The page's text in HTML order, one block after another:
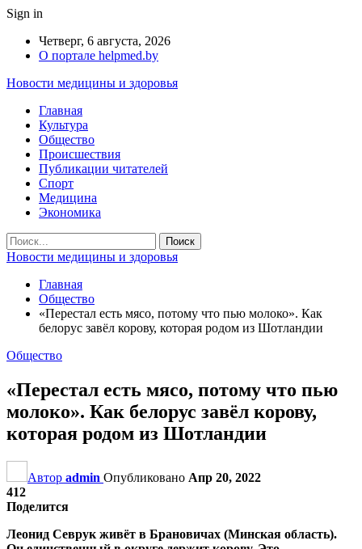
Sign in
Четверг, 6 августа, 2026
О портале helpmed.by
Новости медицины и здоровья
Главная
Культура
Общество
Происшествия
Публикации читателей
Спорт
Медицина
Экономика
Новости медицины и здоровья
Главная
Общество
«Перестал есть мясо, потому что пью молоко». Как
белорус завёл корову, которая родом из Шотландии
Общество
«Перестал есть мясо, потому что пью
молоко». Как белорус завёл корову,
которая родом из Шотландии
Автор admin Опубликовано Апр 20, 2022
412
Поделится
Леонид Севрук живёт в Брановичах (Минская область).